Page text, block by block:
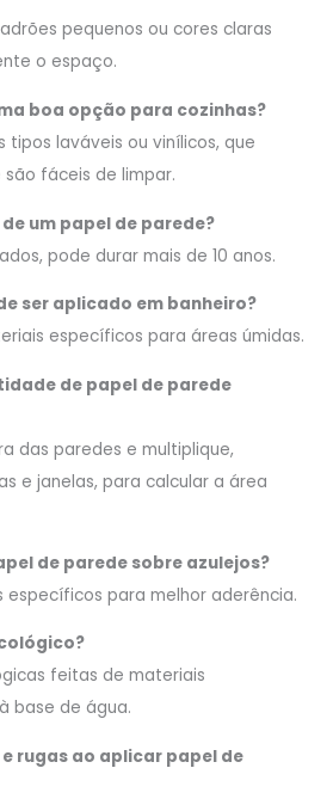
pequenos ou cores claras
o espaço.
boa opção para cozinhas?
tipos laváveis ou vinílicos, que
fáceis de limpar.
um papel de parede?
pode durar mais de 10 anos.
ser aplicado em banheiro?
específicos para áreas úmidas.
de papel de parede
das paredes e multiplique,
e janelas, para calcular a área
de parede sobre azulejos?
específicos para melhor aderência.
feitas de materiais
base de água.
rugas ao aplicar papel de